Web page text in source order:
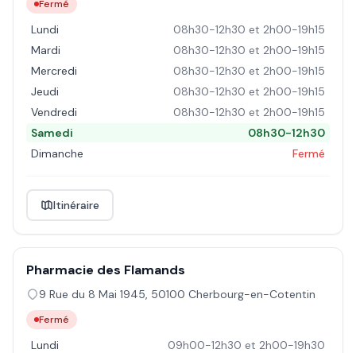
Fermé
Lundi
08h30-12h30 et 2h00-19h15
Mardi
08h30-12h30 et 2h00-19h15
Mercredi
08h30-12h30 et 2h00-19h15
Jeudi
08h30-12h30 et 2h00-19h15
Vendredi
08h30-12h30 et 2h00-19h15
Samedi
08h30-12h30
Dimanche
Fermé
Itinéraire
Pharmacie des Flamands
9 Rue du 8 Mai 1945, 50100 Cherbourg-en-Cotentin
Fermé
Lundi
09h00-12h30 et 2h00-19h30